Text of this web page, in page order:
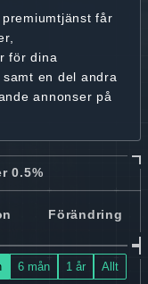
får
för dina
en del andra
annonser på
0.5%
Förändring
6 mån 1 år Allt